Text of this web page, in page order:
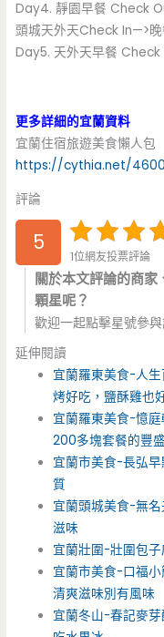
Day4. 靜園早餐 Check
頭城天外天Check In—>
Day5. 天外天早餐
更多詳細的宜蘭資料
宜蘭住宿旅遊美食懶人包
https://cythia.net/4600
評論
5
1位網友投票評論
關於本文評論的商
顆星呢？
歡迎一起點擊星號參與
延伸閱讀
宜蘭羅東美食-人
烤好吃，鹽酥雞也
宜蘭羅東美食-憶
200多塊套餐的豐
宜蘭市美食-長弘
質
宜蘭頭城美食-無
滋味
宜蘭壯圍-壯圍包
宜蘭市美食-口福
清爽滋味別有風味
宜蘭冬山-春記麥